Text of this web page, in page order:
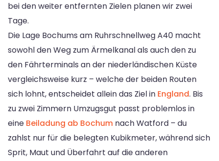
bei den weiter entfernten Zielen planen wir zwei
Tage.
Die Lage Bochums am Ruhrschnellweg A40 macht
sowohl den Weg zum Ärmelkanal als auch den zu
den Fährterminals an der niederländischen Küste
vergleichsweise kurz – welche der beiden Routen
sich lohnt, entscheidet allein das Ziel in England. Bis
zu zwei Zimmern Umzugsgut passt problemlos in
eine Beiladung ab Bochum nach Watford – du
zahlst nur für die belegten Kubikmeter, während sich
Sprit, Maut und Überfahrt auf die anderen